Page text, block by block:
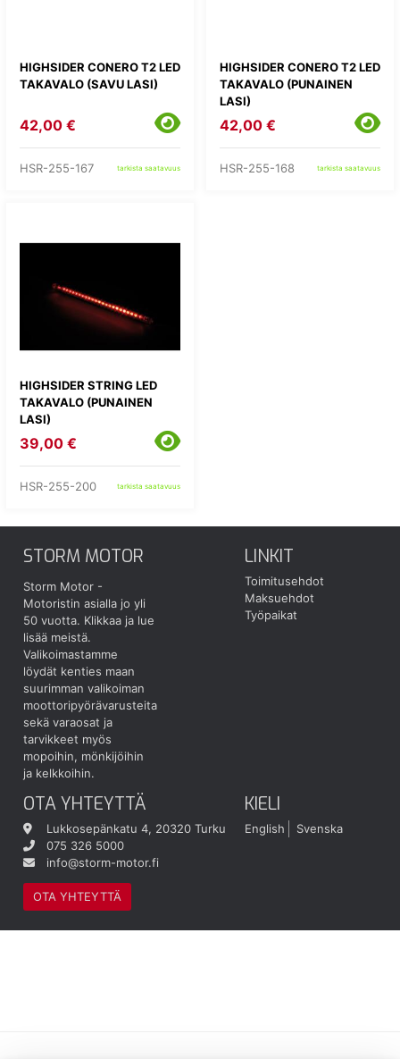
HIGHSIDER CONERO T2 LED
TAKAVALO (SAVU LASI)
42,00 €
HSR-255-167 tarkista saatavuus
HIGHSIDER CONERO T2 LED
TAKAVALO (PUNAINEN
LASI)
42,00 €
HSR-255-168 tarkista saatavuus
HIGHSIDER STRING LED
TAKAVALO (PUNAINEN
LASI)
39,00 €
HSR-255-200 tarkista saatavuus
STORM MOTOR
Storm Motor -
Motoristin asialla jo yli
50 vuotta. Klikkaa ja lue
lisää meistä.
Valikoimastamme
löydät kenties maan
suurimman valikoiman
moottoripyörävarusteita
sekä varaosat ja
tarvikkeet myös
mopoihin, mönkijöihin
ja kelkkoihin.
LINKIT
Toimitusehdot
Maksuehdot
Työpaikat
OTA YHTEYTTÄ
Lukkosepänkatu 4, 20320 Turku
075 326 5000
info@storm-motor.fi
OTA YHTEYTTÄ
KIELI
English Svenska